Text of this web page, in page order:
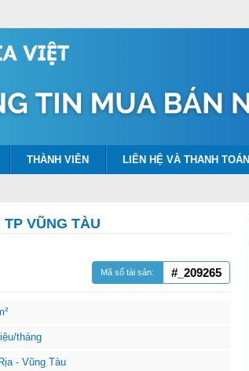
THÀNH VIÊN LIÊN HỆ VÀ THANH TOÁN
VŨNG TÀU
Mã số tài sản: #_209265
tháng
- Vũng Tàu